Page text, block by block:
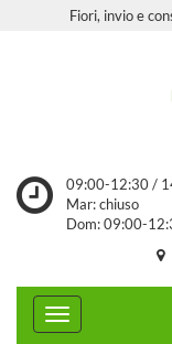
Fiori, invio e
09:00-12:30 /
Mar: chiuso
Dom: 09:00-